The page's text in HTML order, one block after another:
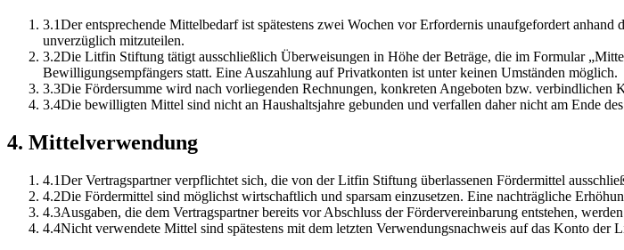
3.1Der entsprechende Mittelbedarf ist spätestens zwei Wochen vor Erfordernis unaufgefordert
unverzüglich mitzuteilen.
3.2Die Litfin Stiftung tätigt ausschließlich Überweisungen in Höhe der Beträge, die im Formular
Bewilligungsempfängers statt. Eine Auszahlung auf Privatkonten ist unter keinen Umständen möglich.
3.3Die Fördersumme wird nach vorliegenden Rechnungen, konkreten Angeboten bzw. verbindlichen
3.4Die bewilligten Mittel sind nicht an Haushaltsjahre gebunden und verfallen daher nicht am Ende
4. Mittelverwendung
4.1Der Vertragspartner verpflichtet sich, die von der Litfin Stiftung überlassenen Fördermittel
4.2Die Fördermittel sind möglichst wirtschaftlich und sparsam einzusetzen. Eine nachträgliche
4.3Ausgaben, die dem Vertragspartner bereits vor Abschluss der Fördervereinbarung entstehen,
4.4Nicht verwendete Mittel sind spätestens mit dem letzten Verwendungsnachweis auf das Konto der